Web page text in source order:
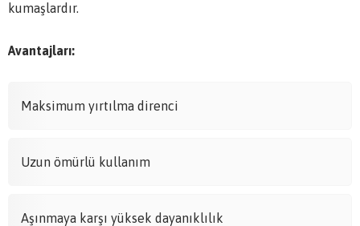
kumaşlardır.
Avantajları:
Maksimum yırtılma direnci
Uzun ömürlü kullanım
Aşınmaya karşı yüksek dayanıklılık